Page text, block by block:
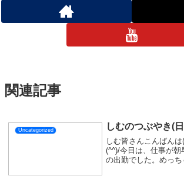
関連記事
Uncategorized しむのつぶやき(
しむ皆さんこんばん
(^^)/今日は、仕事が朝
の出勤でした。めっち